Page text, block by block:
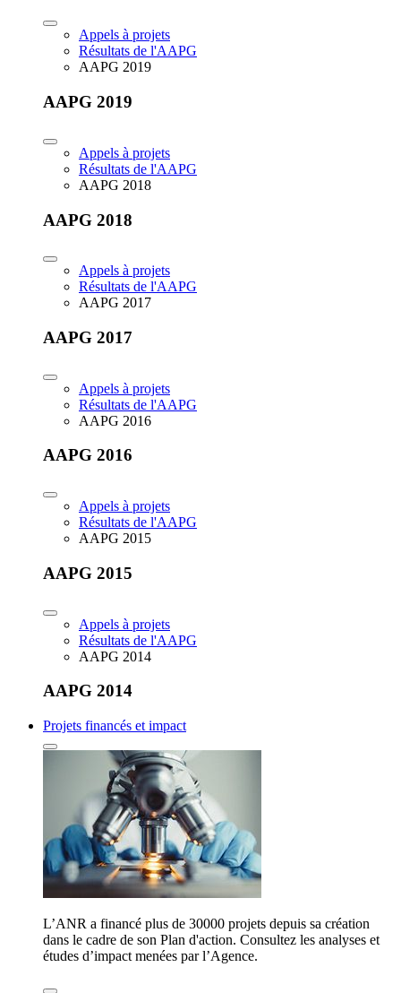
Appels à projets
Résultats de l'AAPG
AAPG 2019
AAPG 2019
Appels à projets
Résultats de l'AAPG
AAPG 2018
AAPG 2018
Appels à projets
Résultats de l'AAPG
AAPG 2017
AAPG 2017
Appels à projets
Résultats de l'AAPG
AAPG 2016
AAPG 2016
Appels à projets
Résultats de l'AAPG
AAPG 2015
AAPG 2015
Appels à projets
Résultats de l'AAPG
AAPG 2014
AAPG 2014
Projets financés et impact
L’ANR a financé plus de 30000 projets depuis sa création
dans le cadre de son Plan d'action. Consultez les analyses et
études d’impact menées par l’Agence.